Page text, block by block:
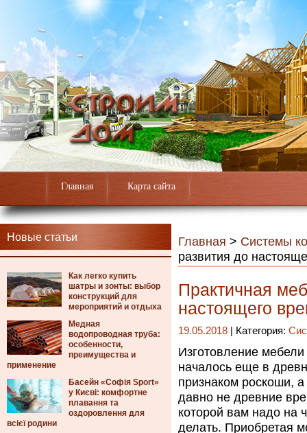
Главная Карта сайта
Новые статьи
Как легко купить
шатры и зонты: выбор
конструкций для
мероприятий и отдыха
Медная
водопроводная труба:
особенности,
преимущества и
применение
Басейн «Софія Sport»
у Києві: комфортне
плавання та
оздоровлення для
всієї родини
Главная > Системы
развития до
Практичная
настоящего
19.05.2018 | Категория:
Изготовление
началось еще в
признаком роскоши,
давно не древние
которой вам надо на
делать. Приобретая